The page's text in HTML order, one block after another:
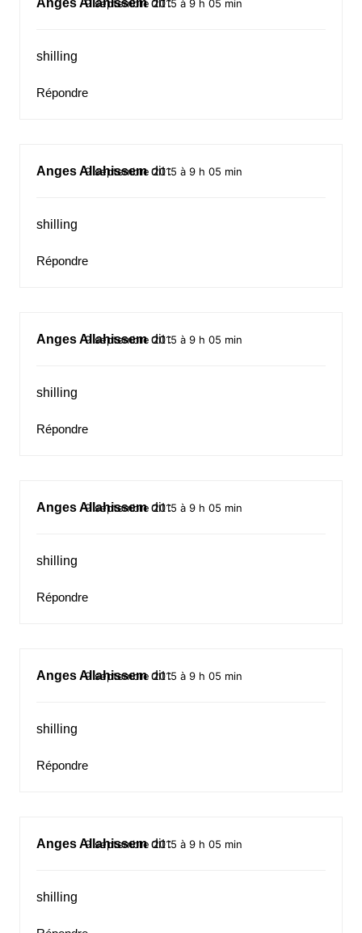
9 septembre 2015 à 9 h 05 min
shilling
Répondre
Anges Allahissem dit :
9 septembre 2015 à 9 h 05 min
shilling
Répondre
Anges Allahissem dit :
9 septembre 2015 à 9 h 05 min
shilling
Répondre
Anges Allahissem dit :
9 septembre 2015 à 9 h 05 min
shilling
Répondre
Anges Allahissem dit :
9 septembre 2015 à 9 h 05 min
shilling
Répondre
Anges Allahissem dit :
9 septembre 2015 à 9 h 05 min
shilling